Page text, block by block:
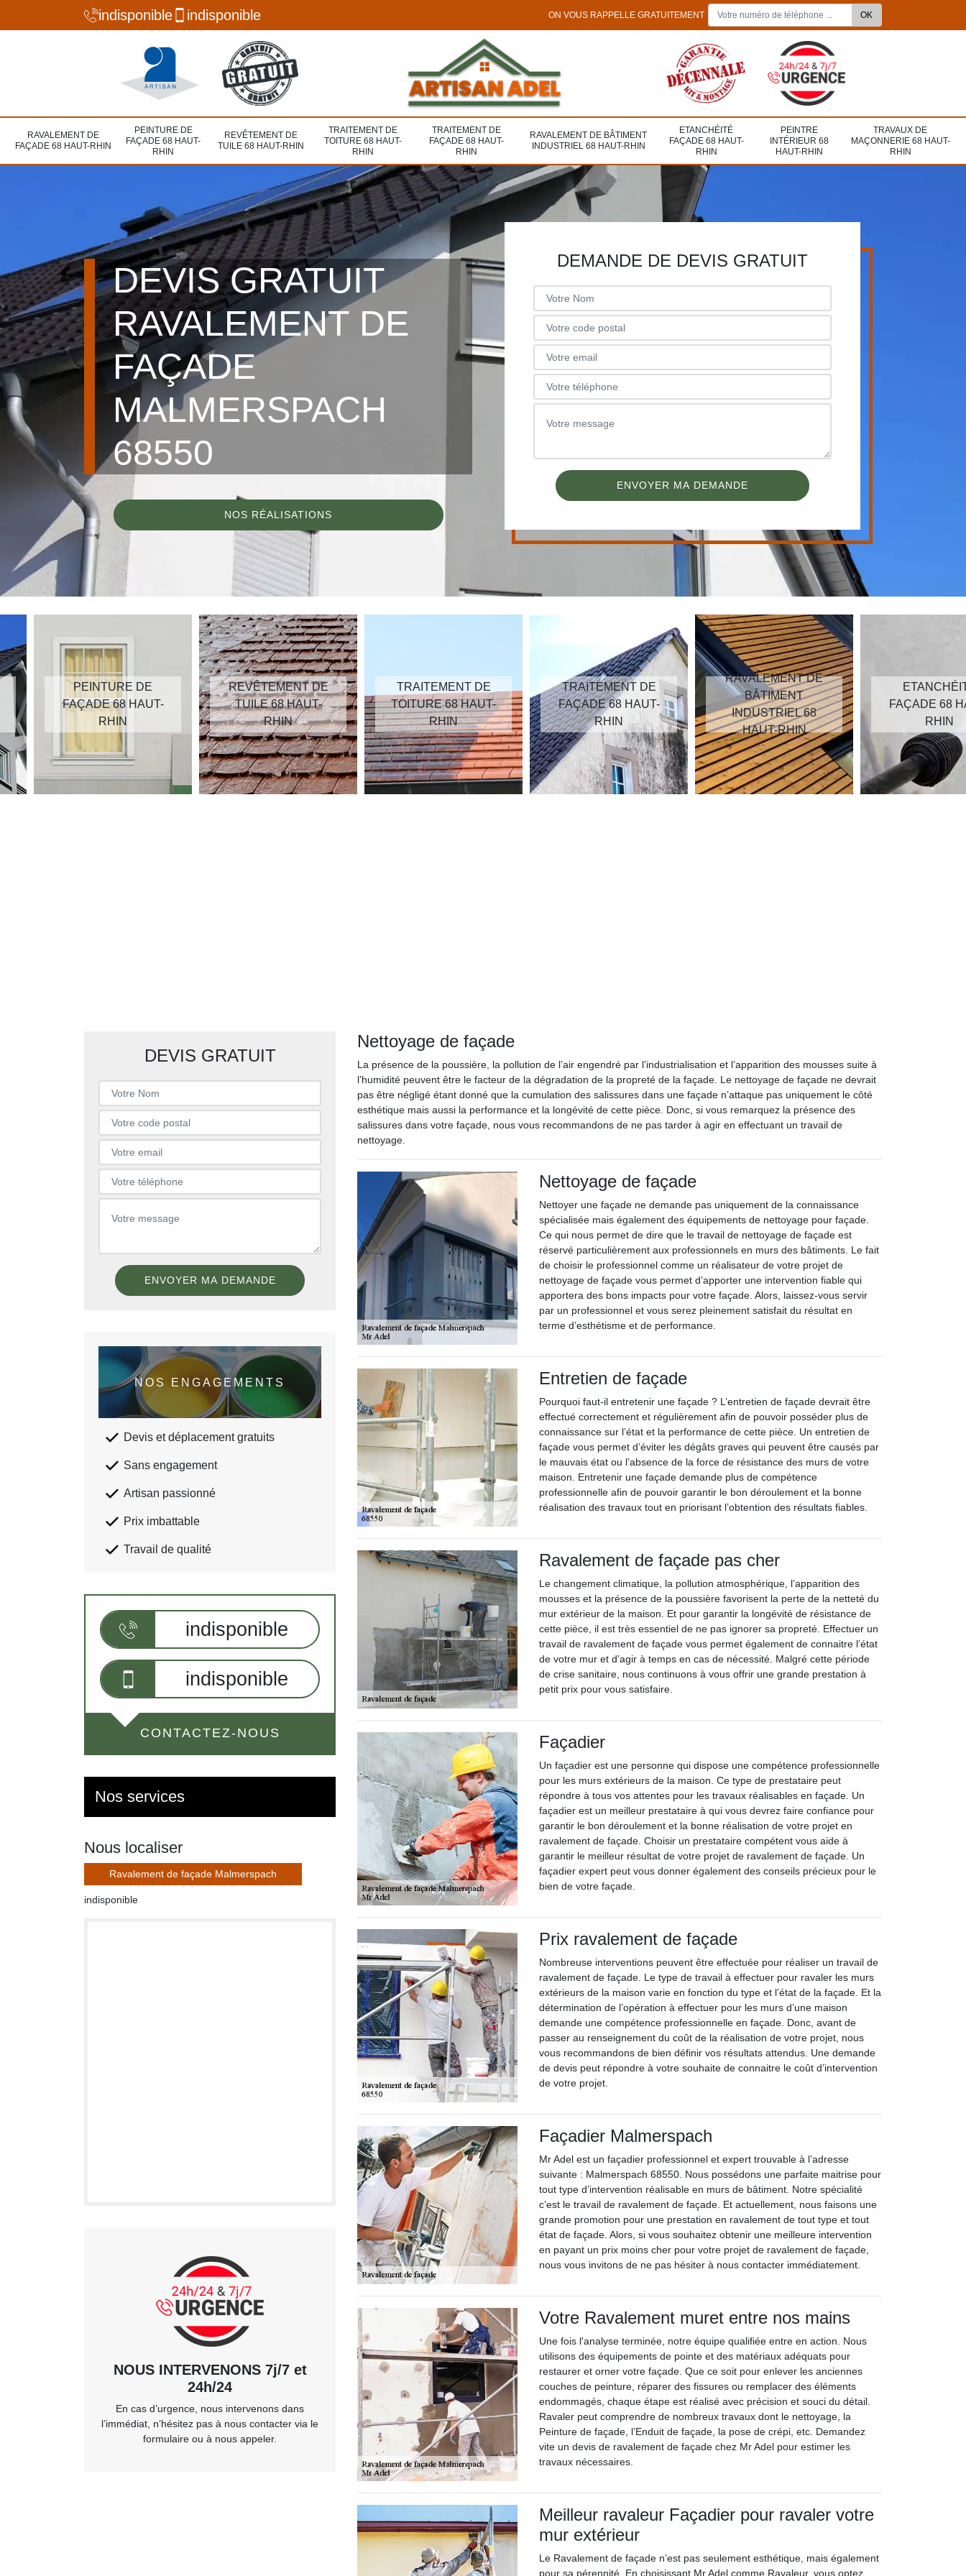
indisponible indisponible ON VOUS RAPPELLE GRATUITEMENT
RAVALEMENT DE
FAÇADE 68 HAUT-RHIN
PEINTURE DE
FAÇADE 68 HAUT-
RHIN
REVÊTEMENT DE
TUILE 68 HAUT-RHIN
TRAITEMENT DE
TOITURE 68 HAUT-
RHIN
TRAITEMENT DE
FAÇADE 68 HAUT-
RHIN
RAVALEMENT DE BÂTIMENT
INDUSTRIEL 68 HAUT-RHIN
ETANCHÉITÉ
FAÇADE 68 HAUT-
RHIN
PEINTRE
INTÉRIEUR 68
HAUT-RHIN
TRAVAUX DE
MAÇONNERIE 68 HAUT-
RHIN
DEVIS GRATUIT
RAVALEMENT DE
FAÇADE
MALMERSPACH
68550
NOS RÉALISATIONS
DEMANDE DE DEVIS GRATUIT
PEINTURE DE
FAÇADE 68 HAUT-
RHIN
REVÊTEMENT DE
TUILE 68 HAUT-
RHIN
TRAITEMENT DE
TOITURE 68 HAUT-
RHIN
TRAITEMENT DE
FAÇADE 68 HAUT-
RHIN
RAVALEMENT DE
BÂTIMENT
INDUSTRIEL 68
HAUT-RHIN
FAÇADE 68
RHIN
DEVIS GRATUIT
NOS ENGAGEMENTS
Devis et déplacement gratuits
Sans engagement
Artisan passionné
Prix imbattable
Travail de qualité
indisponible
indisponible
CONTACTEZ-NOUS
Nos services
Nous localiser
Ravalement de façade Malmerspach
indisponible
NOUS INTERVENONS 7j/7 et
24h/24
En cas d’urgence, nous intervenons dans
l’immédiat, n’hésitez pas à nous contacter via le
formulaire ou à nous appeler.
Nettoyage de façade
La présence de la poussière, la pollution de l’air engendré par l’industrialisation et l’apparition des mousses suite à
l’humidité peuvent être le facteur de la dégradation de la propreté de la façade. Le nettoyage de façade ne devrait
pas être négligé étant donné que la cumulation des salissures dans une façade n’attaque pas uniquement le côté
esthétique mais aussi la performance et la longévité de cette pièce. Donc, si vous remarquez la présence des
salissures dans votre façade, nous vous recommandons de ne pas tarder à agir en effectuant un travail de
nettoyage.
Nettoyage de façade
Nettoyer une façade ne demande pas uniquement de la connaissance
spécialisée mais également des équipements de nettoyage pour façade.
Ce qui nous permet de dire que le travail de nettoyage de façade est
réservé particulièrement aux professionnels en murs des bâtiments. Le fait
de choisir le professionnel comme un réalisateur de votre projet de
nettoyage de façade vous permet d’apporter une intervention fiable qui
apportera des bons impacts pour votre façade. Alors, laissez-vous servir
par un professionnel et vous serez pleinement satisfait du résultat en
terme d’esthétisme et de performance.
Entretien de façade
Pourquoi faut-il entretenir une façade ? L’entretien de façade devrait être
effectué correctement et régulièrement afin de pouvoir posséder plus de
connaissance sur l’état et la performance de cette pièce. Un entretien de
façade vous permet d’éviter les dégâts graves qui peuvent être causés par
le mauvais état ou l’absence de la force de résistance des murs de votre
maison. Entretenir une façade demande plus de compétence
professionnelle afin de pouvoir garantir le bon déroulement et la bonne
réalisation des travaux tout en priorisant l’obtention des résultats fiables.
Ravalement de façade pas cher
Le changement climatique, la pollution atmosphérique, l’apparition des
mousses et la présence de la poussière favorisent la perte de la netteté du
mur extérieur de la maison. Et pour garantir la longévité de résistance de
cette pièce, il est très essentiel de ne pas ignorer sa propreté. Effectuer un
travail de ravalement de façade vous permet également de connaitre l’état
de votre mur et d’agir à temps en cas de nécessité. Malgré cette période
de crise sanitaire, nous continuons à vous offrir une grande prestation à
petit prix pour vous satisfaire.
Façadier
Un façadier est une personne qui dispose une compétence professionnelle
pour les murs extérieurs de la maison. Ce type de prestataire peut
répondre à tous vos attentes pour les travaux réalisables en façade. Un
façadier est un meilleur prestataire à qui vous devrez faire confiance pour
garantir le bon déroulement et la bonne réalisation de votre projet en
ravalement de façade. Choisir un prestataire compétent vous aide à
garantir le meilleur résultat de votre projet de ravalement de façade. Un
façadier expert peut vous donner également des conseils précieux pour le
bien de votre façade.
Prix ravalement de façade
Nombreuse interventions peuvent être effectuée pour réaliser un travail de
ravalement de façade. Le type de travail à effectuer pour ravaler les murs
extérieurs de la maison varie en fonction du type et l’état de la façade. Et la
détermination de l’opération à effectuer pour les murs d’une maison
demande une compétence professionnelle en façade. Donc, avant de
passer au renseignement du coût de la réalisation de votre projet, nous
vous recommandons de bien définir vos résultats attendus. Une demande
de devis peut répondre à votre souhaite de connaitre le coût d’intervention
de votre projet.
Façadier Malmerspach
Mr Adel est un façadier professionnel et expert trouvable à l’adresse
suivante : Malmerspach 68550. Nous possédons une parfaite maitrise pour
tout type d’intervention réalisable en murs de bâtiment. Notre spécialité
c’est le travail de ravalement de façade. Et actuellement, nous faisons une
grande promotion pour une prestation en ravalement de tout type et tout
état de façade. Alors, si vous souhaitez obtenir une meilleure intervention
en payant un prix moins cher pour votre projet de ravalement de façade,
nous vous invitons de ne pas hésiter à nous contacter immédiatement.
Votre Ravalement muret entre nos mains
Une fois l'analyse terminée, notre équipe qualifiée entre en action. Nous
utilisons des équipements de pointe et des matériaux adéquats pour
restaurer et orner votre façade. Que ce soit pour enlever les anciennes
couches de peinture, réparer des fissures ou remplacer des éléments
endommagés, chaque étape est réalisé avec précision et souci du détail.
Ravaler peut comprendre de nombreux travaux dont le nettoyage, la
Peinture de façade, l’Enduit de façade, la pose de crépi, etc. Demandez
vite un devis de ravalement de façade chez Mr Adel pour estimer les
travaux nécessaires.
Meilleur ravaleur Façadier pour ravaler votre
mur extérieur
Le Ravalement de façade n’est pas seulement esthétique, mais également
pour sa pérennité. En choisissant Mr Adel comme Ravaleur, vous optez